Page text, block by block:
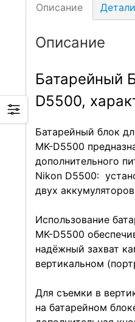
Описание Детали
Описание
Батарейный
D5500,
Батарейный блок
MK-D5500
дополнительного
Nikon D5500:
двух
Использование
MK-D5500
надёжный захват
вертикальном
Для съемки в
на батарейном